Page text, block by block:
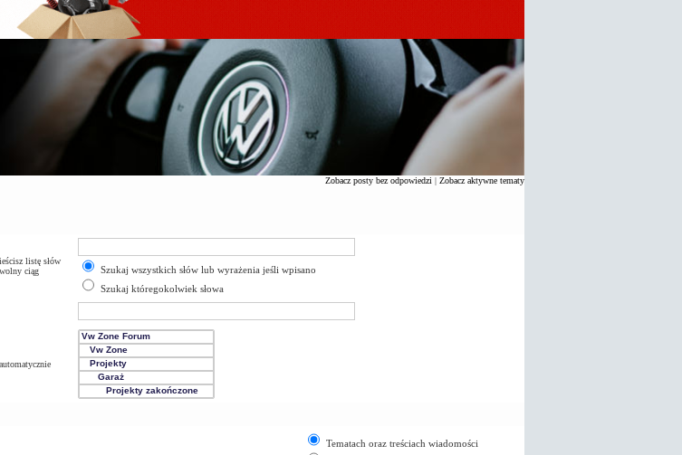
Zobacz posty bez odpowiedzi | Zobacz aktywne tematy
listę słów
ciąg
Szukaj wszystkich słów lub wyrażenia jeśli wpisano
Szukaj któregokolwiek słowa
Tematach oraz treściach wiadomości